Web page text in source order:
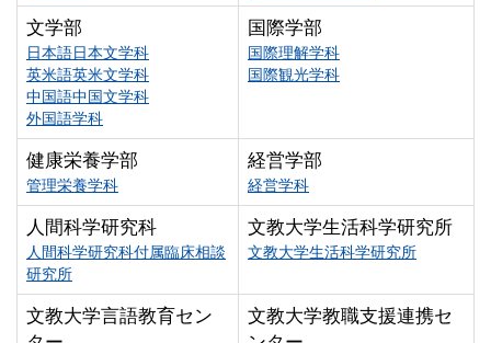
文学部
日本語日本文学科
英米語英米文学科
中国語中国文学科
外国語学科
国際学部
国際理解学科
国際観光学科
健康栄養学部
管理栄養学科
経営学部
経営学科
人間科学研究科
人間科学研究科付属臨床相談
研究所
文教大学生活科学研究所
文教大学生活科学研究所
文教大学言語教育セン
文教大学教職支援連携セ